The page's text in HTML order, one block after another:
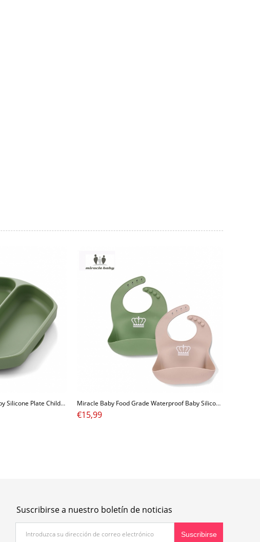
Miracle Baby Food Grad Baby Silicone Plate Children Bowl Tableware Reusable Miracle Baby Food Grade Waterproof Baby Silicone Bib Set 2 Pack Colorful Silicone Baby Bib
€15,99
Suscribirse a nuestro boletín de noticias